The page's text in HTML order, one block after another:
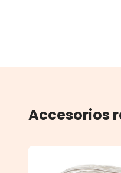
Accesorios